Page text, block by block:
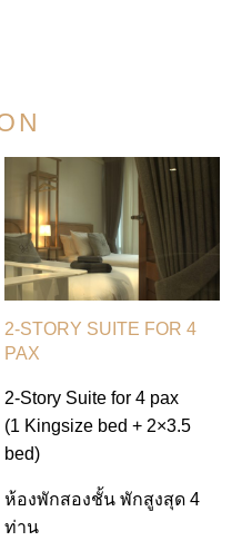
2-STORY SUITE FOR 4
PAX
2-Story Suite for 4 pax
(1 Kingsize bed + 2×3.5
bed)
ห้องพักสองชั้น พักสูงสุด 4
ท่าน